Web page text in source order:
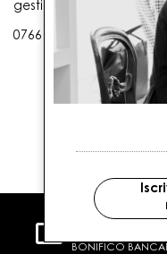
0766 25656
BONIFICO